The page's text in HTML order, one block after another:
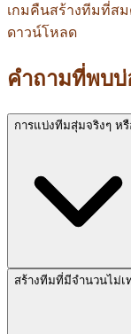
เกมคืนสร้างทีมที่ส
ดาวน์โหลด
คำถามที่พบบ่
การแบ่งทีมสุ่มจริงๆ หรื
สร้างทีมที่มีจำนวนไม่เ